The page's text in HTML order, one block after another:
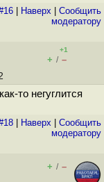
Наверх
Cообщить
модератору
+1
+ / –
то негуглится
Наверх
Cообщить
модератору
+ / –